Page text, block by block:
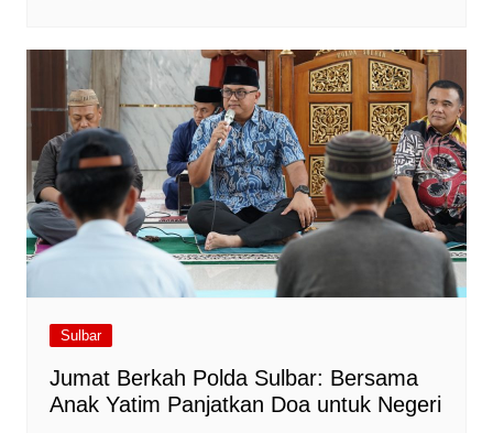
Sulbar
Jumat Berkah Polda Sulbar: Bersama
Anak Yatim Panjatkan Doa untuk Negeri